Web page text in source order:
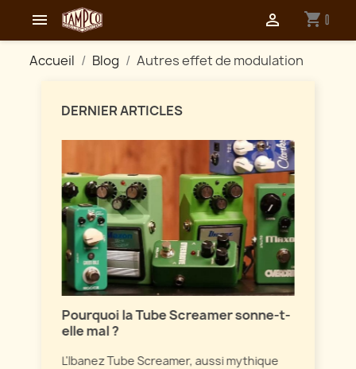
 shopping_cart 0

Accueil Blog Autres effet de modulation
DERNIER ARTICLES
Pourquoi la Tube Screamer sonne-t-
elle mal ?
L'Ibanez Tube Screamer, aussi mythique